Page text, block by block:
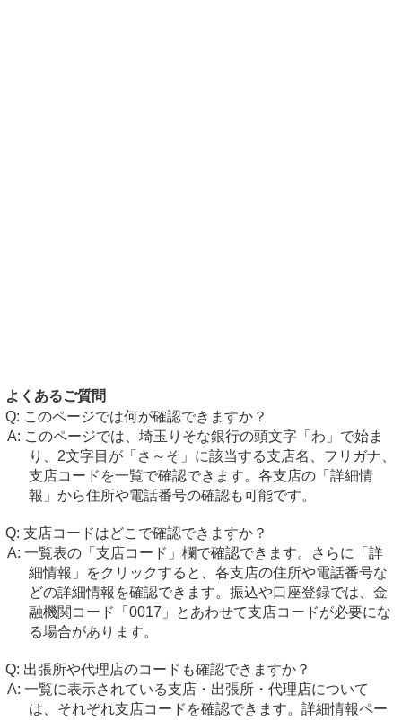
よくあるご質問
このページでは何が確認できますか？
このページでは、埼玉りそな銀行の頭文字「わ」で始ま
り、2文字目が「さ～そ」に該当する支店名、フリガナ、
支店コードを一覧で確認できます。各支店の「詳細情
報」から住所や電話番号の確認も可能です。
支店コードはどこで確認できますか？
一覧表の「支店コード」欄で確認できます。さらに「詳
細情報」をクリックすると、各支店の住所や電話番号な
どの詳細情報を確認できます。振込や口座登録では、金
融機関コード「0017」とあわせて支店コードが必要にな
る場合があります。
出張所や代理店のコードも確認できますか？
一覧に表示されている支店・出張所・代理店について
は、それぞれ支店コードを確認できます。詳細情報ペー